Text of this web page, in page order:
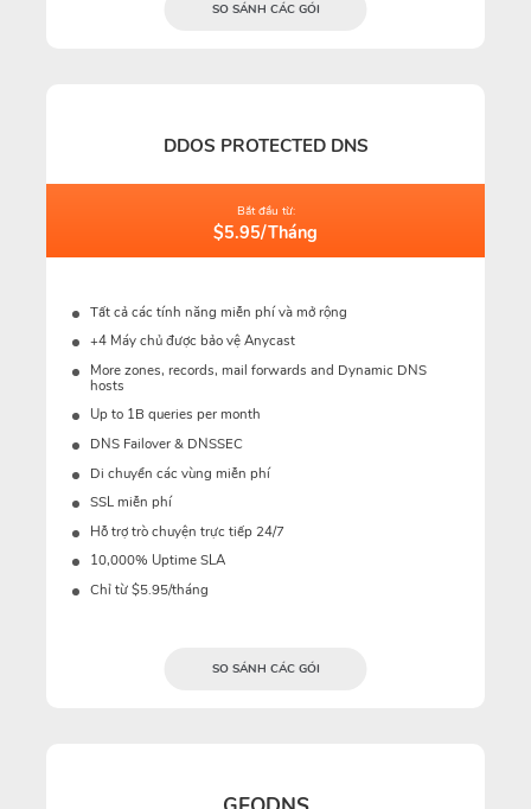
SO SÁNH CÁC GÓI
DDOS PROTECTED DNS
Bắt đầu từ:
$5.95/Tháng
Tất cả các tính năng miễn phí và mở rộng
+4 Máy chủ được bảo vệ Anycast
More zones, records, mail forwards and Dynamic DNS
hosts
Up to 1B queries per month
DNS Failover & DNSSEC
Di chuyển các vùng miễn phí
SSL miễn phí
Hỗ trợ trò chuyện trực tiếp 24/7
10,000% Uptime SLA
Chỉ từ $5.95/tháng
SO SÁNH CÁC GÓI